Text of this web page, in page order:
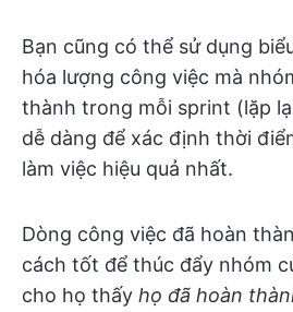
Bạn cũng có thể sử dụng
hóa lượng công việc mà
thành trong mỗi sprint (lặp
dễ dàng để xác định thời
làm việc hiệu quả nhất.
Dòng công việc đã hoàn
cách tốt để thúc đẩy nhóm
cho họ thấy họ đã hoàn